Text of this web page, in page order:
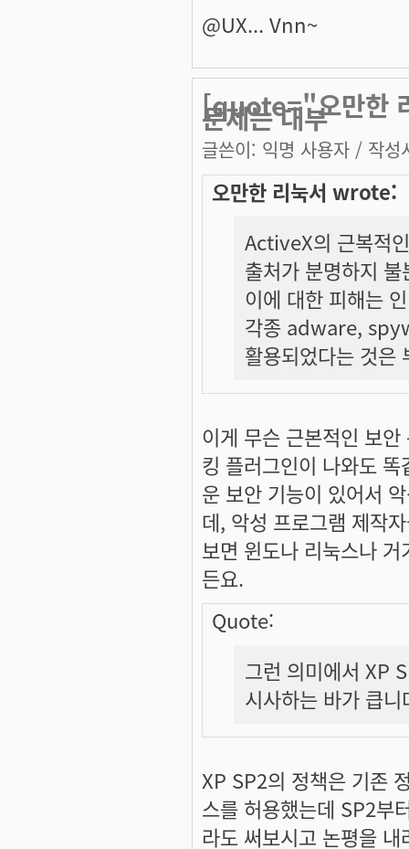
@UX... Vnn~
[quote="오만한
문제는 대부
글쓴이: 익명 사용자 / 작성
오만한 리눅서 wrote:
ActiveX의 근복적
출처가 분명하지
이에 대한 피해는
각종 adware,
활용되었다는 것은
이게 무슨 근본적인 보
킹 플러그인이 나와도
운 보안 기능이 있어서
데, 악성 프로그램 제작
보면 윈도나 리눅스나
든요.
Quote:
그런 의미에서 XP
시사하는 바가 큽니
XP SP2의 정책은 기존
스를 허용했는데 SP2부
라도 써보시고 논평을